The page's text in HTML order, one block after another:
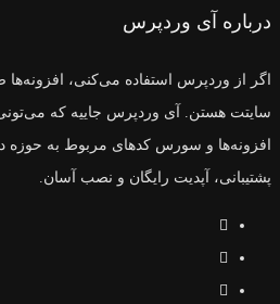
درباره آی وردپرس
اگر از وردپرس استفاده می‌کنی،
سایتت هستن. آی وردپرس جاییه که می‌تونی
افزونه‌ها و سورس‌ کدهای مربوط به حوزه
پشتیبانی، آپدیت رایگان و نصب آسان.